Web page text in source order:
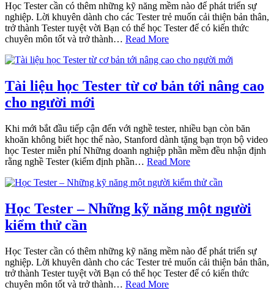
Học Tester cần có thêm những kỹ năng mềm nào để phát triển sự
nghiệp. Lời khuyên dành cho các Tester trẻ muốn cải thiện bản thân,
trở thành Tester tuyệt vời Bạn có thể học Tester để có kiến thức
chuyên môn tốt và trở thành… Read More
Tài liệu học Tester từ cơ bản tới nâng cao
cho người mới
Khi mới bắt đầu tiếp cận đến với nghề tester, nhiều bạn còn băn
khoăn không biết học thế nào, Stanford dành tặng bạn trọn bộ video
học Tester miễn phí Những doanh nghiệp phần mềm đều nhận định
rằng nghề Tester (kiểm định phần… Read More
Học Tester – Những kỹ năng một người
kiểm thử cần
Học Tester cần có thêm những kỹ năng mềm nào để phát triển sự
nghiệp. Lời khuyên dành cho các Tester trẻ muốn cải thiện bản thân,
trở thành Tester tuyệt vời Bạn có thể học Tester để có kiến thức
chuyên môn tốt và trở thành… Read More